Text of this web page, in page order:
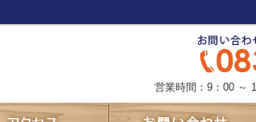
営業時間：9：00 ～